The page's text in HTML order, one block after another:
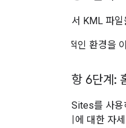
3단계에서 KML 파
보다 동적인 환경을
선택사항 6단계:
Google Sites를 사
시작하기에 대한 자